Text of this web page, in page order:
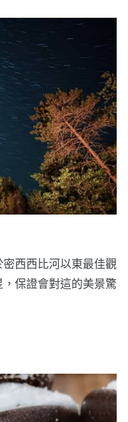
密西西比河以東最佳觀
保證會對這的美景驚